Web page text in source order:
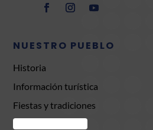
NUESTRO PUEBLO
Historia
Información turística
Fiestas y tradiciones
Comercio Brunete